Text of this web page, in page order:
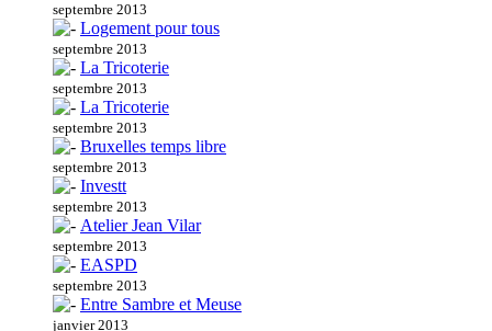
septembre 2013
Logement pour tous
septembre 2013
La Tricoterie
septembre 2013
La Tricoterie
septembre 2013
Bruxelles temps libre
septembre 2013
Investt
septembre 2013
Atelier Jean Vilar
septembre 2013
EASPD
septembre 2013
Entre Sambre et Meuse
janvier 2013